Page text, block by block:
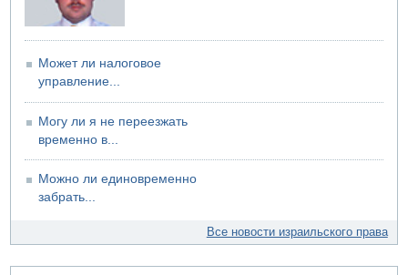
Может ли налоговое
управление...
Могу ли я не переезжать
временно в...
Можно ли единовременно
забрать...
Все новости израильского права